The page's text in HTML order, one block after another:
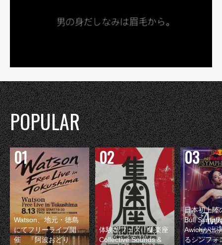
POPULAR
Watson、地元・徳島
にてフリーライブ開
催 『阿波おどり
体験型フェス『集楽座
Collective Sounds &
日本初上陸
Bull
Awichが出
るシンフォ